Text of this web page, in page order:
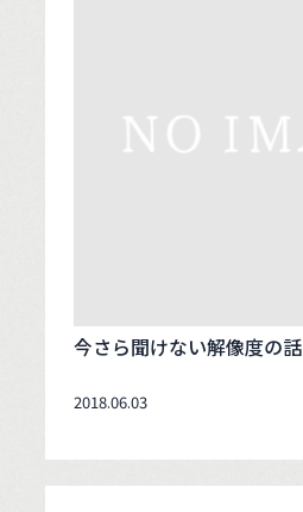
今さら聞けない解像度の話
2018.06.03